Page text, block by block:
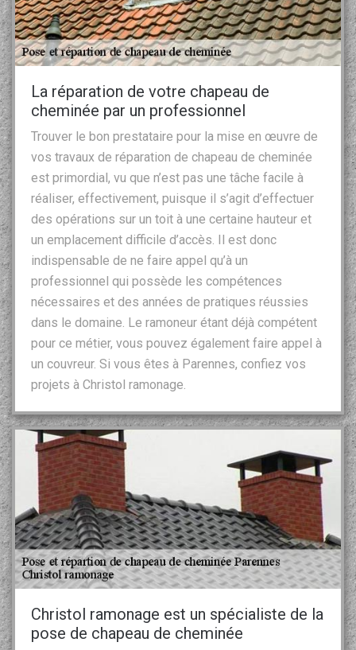
La réparation de votre chapeau de
cheminée par un professionnel
Trouver le bon prestataire pour la mise en œuvre de
vos travaux de réparation de chapeau de cheminée
est primordial, vu que n’est pas une tâche facile à
réaliser, effectivement, puisque il s’agit d’effectuer
des opérations sur un toit à une certaine hauteur et
un emplacement difficile d’accès. Il est donc
indispensable de ne faire appel qu’à un
professionnel qui possède les compétences
nécessaires et des années de pratiques réussies
dans le domaine. Le ramoneur étant déjà compétent
pour ce métier, vous pouvez également faire appel à
un couvreur. Si vous êtes à Parennes, confiez vos
projets à Christol ramonage.
Christol ramonage est un spécialiste de la
pose de chapeau de cheminée